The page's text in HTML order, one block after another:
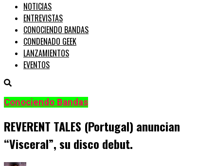
NOTICIAS
ENTREVISTAS
CONOCIENDO BANDAS
CONDENADO GEEK
LANZAMIENTOS
EVENTOS
Conociendo Bandas
REVERENT TALES (Portugal) anuncian
“Visceral”, su disco debut.